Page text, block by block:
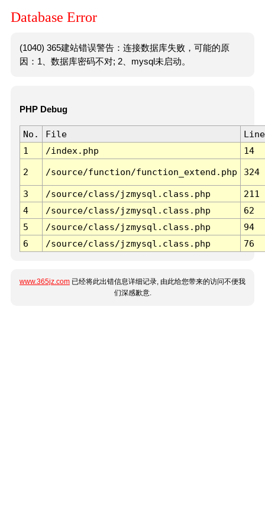
Database Error
(1040) 365建站错误警告：连接数据库失败，可能的原
因：1、数据库密码不对; 2、mysql未启动。
PHP Debug
No. File
Line
1
/index.php 14
2 /source/function/function_extend.php 324
3 /source/class/jzmysql.class.php
211
4
/source/class/jzmysql.class.php
62
5
/source/class/jzmysql.class.php
94
6
/source/class/jzmysql.class.php 76
www.365jz.com 已经将此出错信息详细记录, 由此给您带来的访问不便我
们深感歉意.